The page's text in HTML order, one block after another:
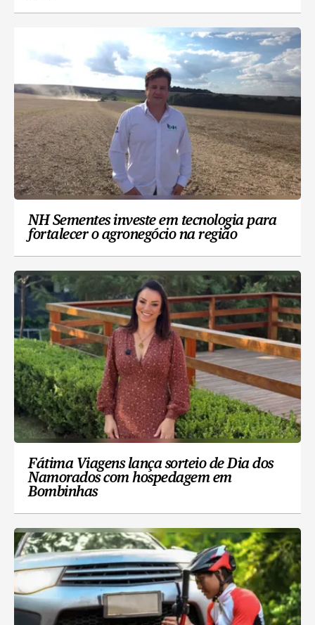
NH Sementes investe em tecnologia para
fortalecer o agronegócio na região
Fátima Viagens lança sorteio de Dia dos
Namorados com hospedagem em
Bombinhas